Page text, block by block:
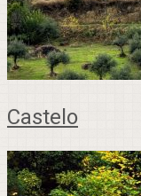
Castelo